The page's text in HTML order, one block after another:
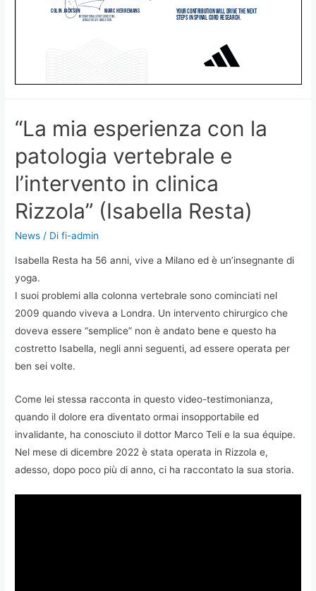
“La mia esperienza con la
patologia vertebrale e
l’intervento in clinica
Rizzola” (Isabella Resta)
News / Difi-admin
Isabella Resta ha 56 anni, vive a Milano ed è un’insegnante di
yoga.
I suoi problemi alla colonna vertebrale sono cominciati nel
2009 quando viveva a Londra. Un intervento chirurgico che
doveva essere “semplice” non è andato bene e questo ha
costretto Isabella, negli anni seguenti, ad essere operata per
ben sei volte.
Come lei stessa racconta in questo video-testimonianza,
quando il dolore era diventato ormai insopportabile ed
invalidante, ha conosciuto il dottor Marco Teli e la sua équipe.
Nel mese di dicembre 2022 è stata operata in Rizzola e,
adesso, dopo poco più di anno, ci ha raccontato la sua storia.